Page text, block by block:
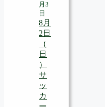
月3
日
8月
2日
（
日
）
サ
ッ
カ